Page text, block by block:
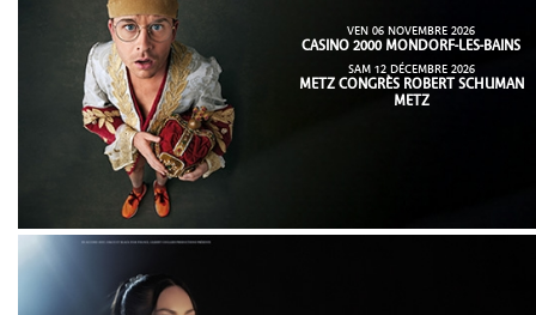
VEN 06 NOVEMBRE 2026
CASINO 2000 MONDORF-LES-BAINS
SAM 12 DÉCEMBRE 2026
METZ CONGRÈS ROBERT SCHUMAN
METZ